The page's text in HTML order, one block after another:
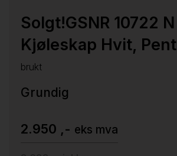
Solgt!GSNR 10722 N
Kjøleskap Hvit, Pent
brukt
Grundig
2.950 ,- eks mva